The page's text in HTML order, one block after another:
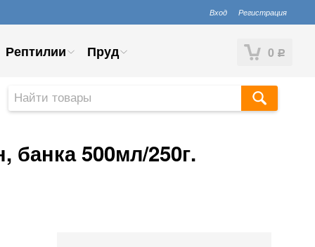
Вход Регистрация
0 Р
Рептилии Пруд
500мл/250г.